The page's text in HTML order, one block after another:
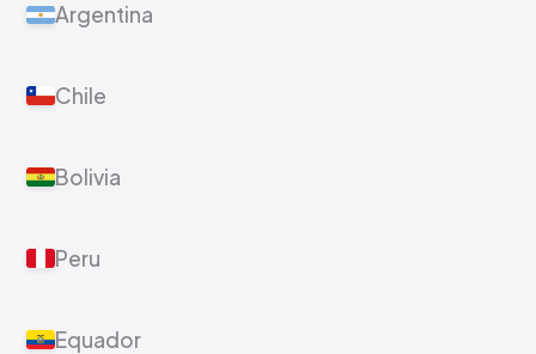
Argentina
Chile
Bolivia
Peru
Equador